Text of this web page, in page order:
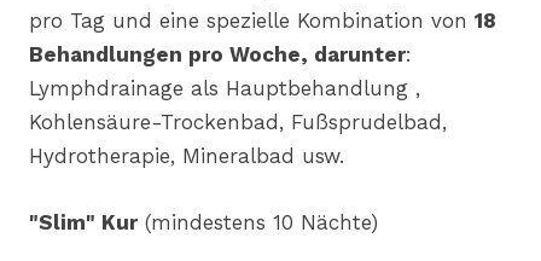
pro Tag und eine spezielle Kombination von 18
Behandlungen pro Woche, darunter:
Lymphdrainage als Hauptbehandlung ,
Kohlensäure-Trockenbad, Fußsprudelbad,
Hydrotherapie, Mineralbad usw.
"Slim" Kur (mindestens 10 Nächte)